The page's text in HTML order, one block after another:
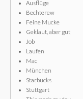
Ausflüge
Bechterew
Feine Mucke
Geklaut, aber gut
Job
Laufen
Mac
München
Starbucks
Stuttgart